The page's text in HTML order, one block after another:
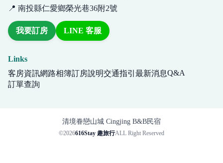
📍 南投縣仁愛鄉榮光巷36附2號
我要訂房 LINE 客服
Links
客房資訊網路相簿訂房說明交通指引 最新消息Q&A
訂單查詢
清境眷戀山城 Cingjing B&B民宿
©2026616Stay 趣旅行ALL Right Reserved